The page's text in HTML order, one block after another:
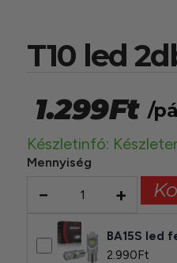
a csomagod.
T10 led
1.299Ft /
Készletinfó:
Mennyiség
− +
BA15S led
2.990Ft